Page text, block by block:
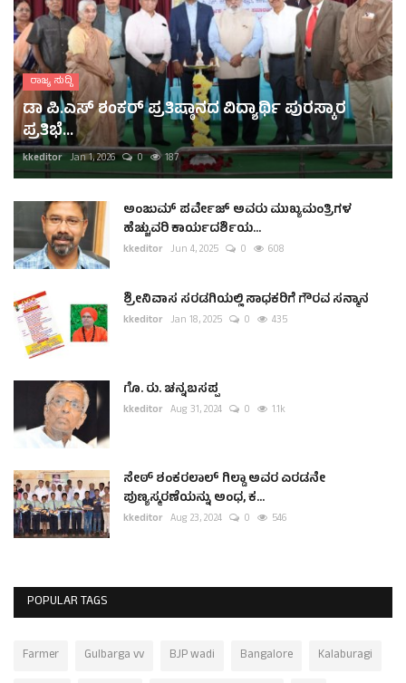
ರಾಜ್ಯ ಸುದ್ದಿ
ಡಾ ಪಿ.ಎಸ್ ಶಂಕರ್ ಪ್ರತಿಷ್ಠಾನದ ವಿದ್ಯಾರ್ಥಿ ಪುರಸ್ಕಾರ
ಪ್ರತಿಭೆ...
kkeditor Jan 1, 2026 0 187
ಅಂಜುಮ್ ಪರ್ವೇಜ್ ಅವರು ಮುಖ್ಯಮಂತ್ರಿಗಳ
ಹೆಚ್ಚುವರಿ ಕಾರ್ಯದರ್ಶಿಯ...
kkeditor Jun 4, 2025 0 608
ಶ್ರೀನಿವಾಸ ಸರಡಗಿಯಲ್ಲಿ ಸಾಧಕರಿಗೆ ಗೌರವ ಸನ್ಮಾನ
kkeditor Jan 18, 2025 0 435
ಗೊ. ರು. ಚನ್ನಬಸಪ್ಪ
kkeditor Aug 31, 2024 0 1.1k
ಸೇಠ್ ಶಂಕರಲಾಲ್ ಗಿಲ್ಡಾ ಅವರ ಎರಡನೇ
ಪುಣ್ಯಸ್ಮರಣೆಯನ್ನು ಅಂಧ, ಕ...
kkeditor Aug 23, 2024 0 546
POPULAR TAGS
Farmer Gulbarga vv BJP wadi Bangalore
Kalaburagi